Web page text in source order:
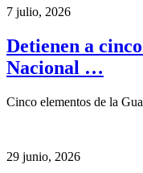
7 julio, 2026
Detienen a
Nacional …
Cinco elementos de la
29 junio, 2026